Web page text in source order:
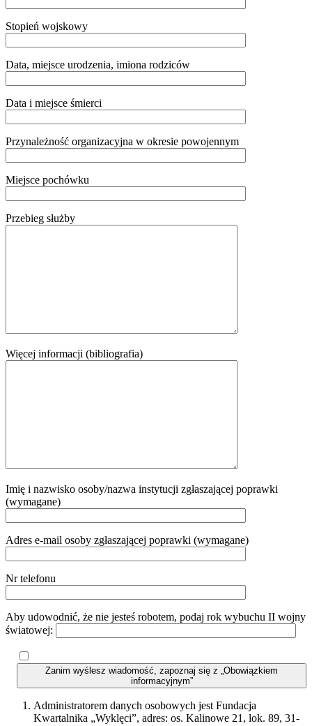
Stopień wojskowy
Data, miejsce urodzenia, imiona rodziców
Data i miejsce śmierci
Przynależność organizacyjna w okresie powojennym
Miejsce pochówku
Przebieg służby
Więcej informacji (bibliografia)
Imię i nazwisko osoby/nazwa instytucji zgłaszającej poprawki
(wymagane)
Adres e-mail osoby zgłaszającej poprawki (wymagane)
Nr telefonu
Aby udowodnić, że nie jesteś robotem, podaj rok wybuchu II wojny
światowej:
Zanim wyślesz wiadomość, zapoznaj się z „Obowiązkiem
informacyjnym”
Administratorem danych osobowych jest Fundacja
Kwartalnika „Wyklęci”, adres: os. Kalinowe 21, lok. 89, 31-